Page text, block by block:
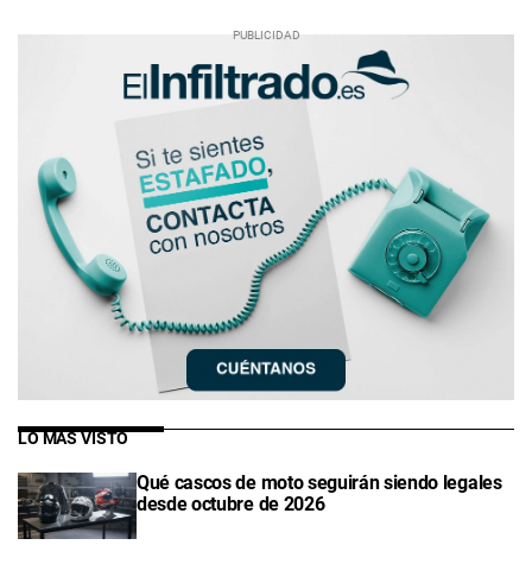
LO MÁS VISTO
Qué cascos de moto seguirán siendo legales
desde octubre de 2026